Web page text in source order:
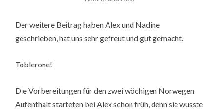
Der weitere Beitrag haben Alex und Nadine
geschrieben, hat uns sehr gefreut und gut gemacht.
Toblerone!
Die Vorbereitungen für den zwei wöchigen Norwegen
Aufenthalt starteten bei Alex schon früh, denn sie wusste